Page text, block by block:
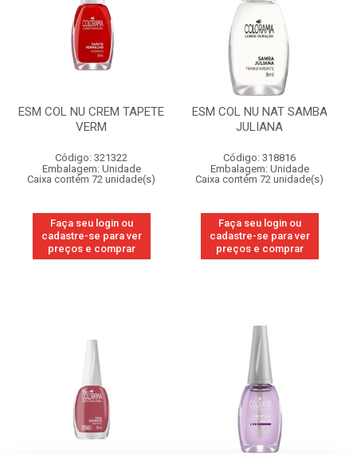
ESM COL NU CREM TAPETE
VERM
Código: 321322
Embalagem: Unidade
Caixa contém 72 unidade(s)
Faça seu login ou
cadastre-se para ver
preços e comprar
ESM COL NU NAT SAMBA
JULIANA
Código: 318816
Embalagem: Unidade
Caixa contém 72 unidade(s)
Faça seu login ou
cadastre-se para ver
preços e comprar